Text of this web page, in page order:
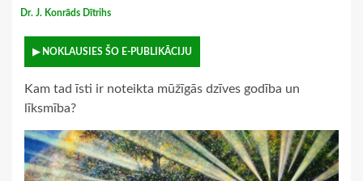
Dr. J. Konrāds Dītrihs
▶ NOKLAUSIES ŠO E-PUBLIKĀCIJU
Kam tad īsti ir noteikta mūžīgās dzīves godība un
līksmība?